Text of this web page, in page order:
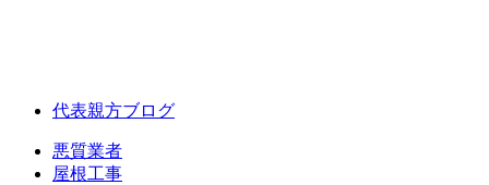
代表親方ブログ
悪質業者
屋根工事